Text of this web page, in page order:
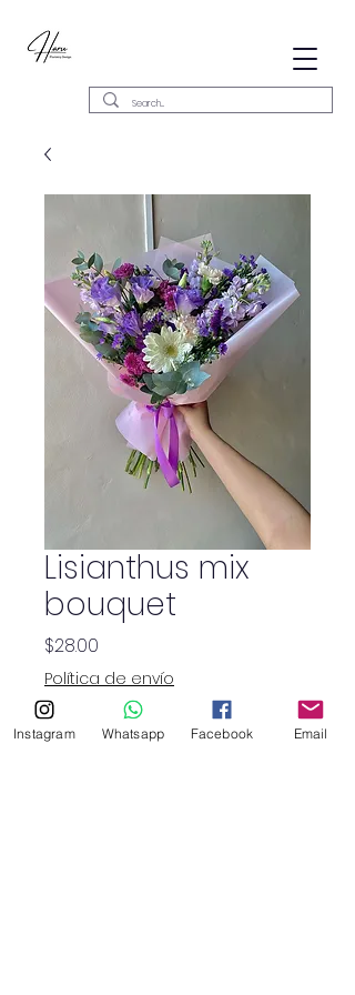
Lisianthus mix
bouquet
$28.00
Política de envío
Cantidad *
Instagram Whatsapp Facebook Email